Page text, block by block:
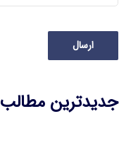
جدیدترین مطالب